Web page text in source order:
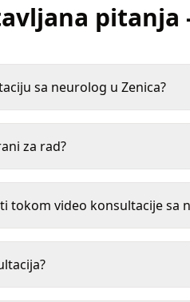
pitanja
sa neurolog u Zenica?
za rad?
tokom video konsultacije sa